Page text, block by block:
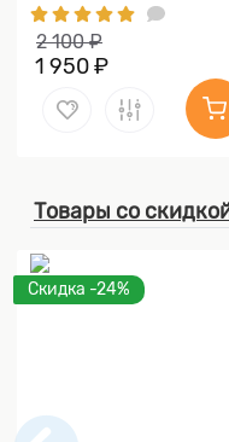
2 100 ₽
1 950 ₽
Товары со
Скидка -24%